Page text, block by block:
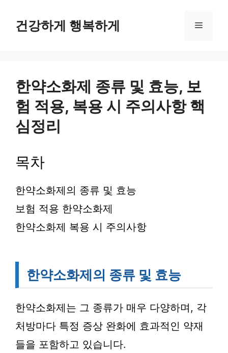
건강하게 행복하게 메
한약소화제 종류 및 효능, 보
험 적용, 복용 시 주의사항 핵
심정리
목차
한약소화제의 종류 및 효능
보험 적용 한약소화제
한약소화제 복용 시 주의사항
한약소화제의 종류 및 효능
한약소화제는 그 종류가 매우 다양하며, 각
처방마다 특정 증상 완화에 효과적인 약재
들을 포함하고 있습니다.